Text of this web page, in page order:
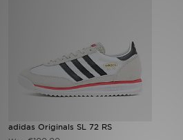
adidas Originals SL 72 RS
Sport